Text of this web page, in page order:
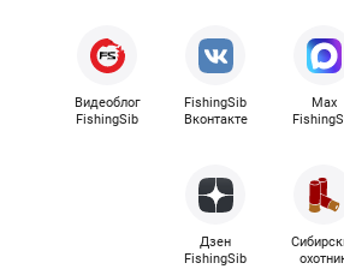
Видеоблог
FishingSib
FishingSib
Вконтакте
Max
Дзен
FishingSib